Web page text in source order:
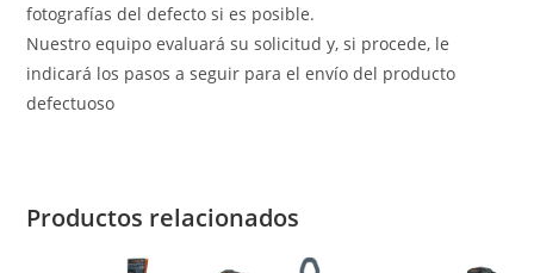
fotografías del defecto si es posible.
Nuestro equipo evaluará su solicitud y, si procede, le
indicará los pasos a seguir para el envío del producto
defectuoso
Productos relacionados